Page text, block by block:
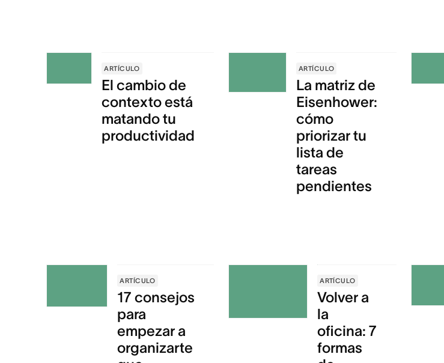
ARTÍCULO
El cambio de
contexto está
matando tu
productividad
ARTÍCULO
La matriz de
Eisenhower:
cómo
priorizar tu
lista de
tareas
pendientes
ARTÍCULO
17 consejos
para
empezar a
organizarte
ARTÍCULO
Volver a
la
oficina: 7
formas